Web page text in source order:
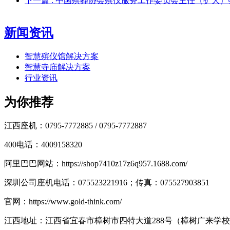
新闻资讯
智慧殡仪馆解决方案
智慧寺庙解决方案
行业资讯
为你推荐
江西座机：0795-7772885 / 0795-7772887
400电话：4009158320
阿里巴巴网站：https://shop7410z17z6q957.1688.com/
深圳公司座机电话：075523221916；传真：075527903851
官网：https://www.gold-think.com/
江西地址：江西省宜春市樟树市四特大道288号（樟树广来学校